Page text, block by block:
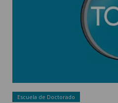
Escuela de Doctorado